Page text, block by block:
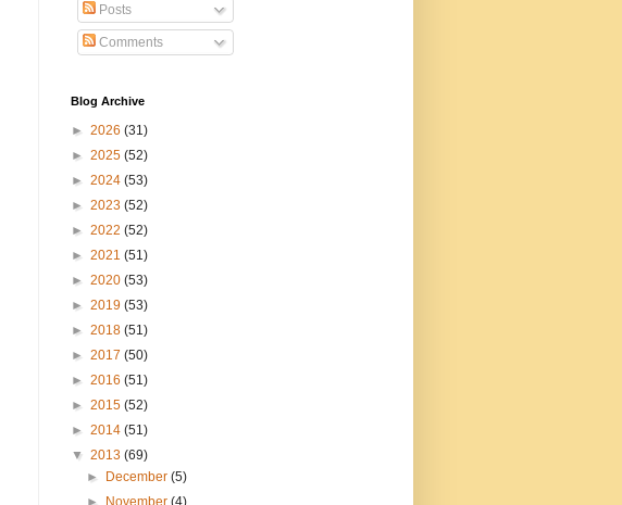
Posts
Comments
Blog Archive
► 2026 (31)
► 2025 (52)
► 2024 (53)
► 2023 (52)
► 2022 (52)
► 2021 (51)
► 2020 (53)
► 2019 (53)
► 2018 (51)
► 2017 (50)
► 2016 (51)
► 2015 (52)
► 2014 (51)
▼ 2013 (69)
►
December(5)
►
November(4)